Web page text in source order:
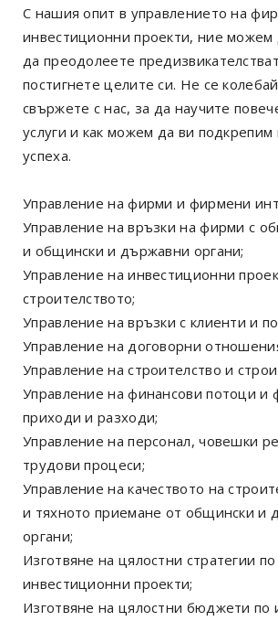
С нашия опит в управлението на
инвестиционни проекти, ние можем
да преодолеете
постигнете целите си. Не се
свържете с нас, за да научите
услуги и как можем да ви подкрепим
успеха.
Управление на фирми и фирмени
Управление на връзки на фирми с
и общински и държавни органи;
Управление на инвестиционни
строителството;
Управление на връзки с клиенти и
Управление на договорни
Управление на строителство и
Управление на финансови потоци и
приходи и разходи;
Управление на персонал, човешки
трудови процеси;
Управление на качеството на
и тяхното приемане от общински и
органи;
Изготвяне на цялостни стратегии по
инвестиционни проекти;
Изготвяне на цялостни бюджети по